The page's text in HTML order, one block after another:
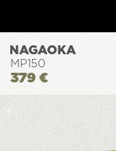
MP150
379 €